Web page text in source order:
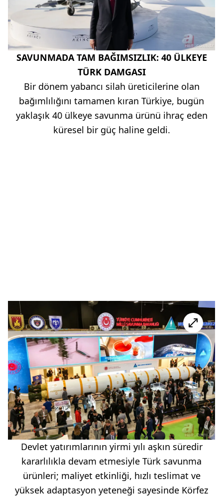
SAVUNMADA TAM BAĞIMSIZLIK: 40 ÜLKEYE
TÜRK DAMGASI
Bir dönem yabancı silah üreticilerine olan
bağımlılığını tamamen kıran Türkiye, bugün
yaklaşık 40 ülkeye savunma ürünü ihraç eden
küresel bir güç haline geldi.
Devlet yatırımlarının yirmi yılı aşkın süredir
kararlılıkla devam etmesiyle Türk savunma
ürünleri; maliyet etkinliği, hızlı teslimat ve
yüksek adaptasyon yeteneği sayesinde Körfez